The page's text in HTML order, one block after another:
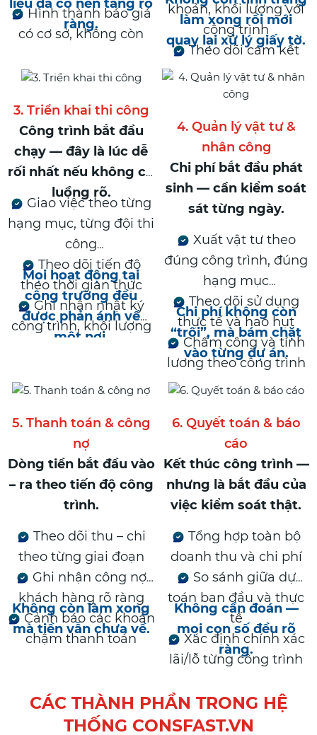
Hình thành báo giá
có cơ sở, không còn
liệu đã có nền tảng rõ
ràng.
khoản, khối lượng với
công trình
Theo dõi cam kết
ngay từ khi bắt đầu
làm xong rồi mới
quay lại xử lý giấy tờ.
3. Triển khai thi công
Công trình bắt đầu
chạy — đây là lúc dễ
rối nhất nếu không có
luồng rõ.
Giao việc theo từng
hạng mục, từng đội thi
công
Theo dõi tiến độ
theo thời gian thực
Ghi nhận nhật ký
công trình, khối lượng
Mọi hoạt động tại
công trường đều
được phản ánh về
một nơi.
4. Quản lý vật tư &
nhân công
Chi phí bắt đầu phát
sinh — cần kiểm soát
sát từng ngày.
Xuất vật tư theo
đúng công trình, đúng
hạng mục
Theo dõi sử dụng
thực tế và hao hụt
Chấm công và tính
lương theo công trình
Chi phí không còn
“trôi”, mà bám chặt
vào từng dự án.
5. Thanh toán & công
nợ
Dòng tiền bắt đầu vào
– ra theo tiến độ công
trình.
Theo dõi thu – chi
theo từng giai đoạn
Ghi nhận công nợ
khách hàng rõ ràng
Cảnh báo các khoản
chậm thanh toán
Không còn làm xong
mà tiền vẫn chưa về.
6. Quyết toán & báo
cáo
Kết thúc công trình —
nhưng là bắt đầu của
việc kiểm soát thật.
Tổng hợp toàn bộ
doanh thu và chi phí
So sánh giữa dự
toán ban đầu và thực
tế
Xác định chính xác
lãi/lỗ từng công trình
Không cần đoán —
mọi con số đều rõ
ràng.
CÁC THÀNH PHẦN TRONG HỆ
THỐNG CONSFAST.VN